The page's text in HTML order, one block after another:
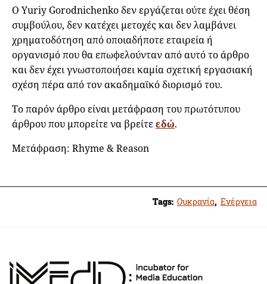
Ο Yuriy Gorodnichenko δεν εργάζεται ούτε έχει θέση
συμβούλου, δεν κατέχει μετοχές και δεν λαμβάνει
χρηματοδότηση από οποιαδήποτε εταιρεία ή
οργανισμό που θα επωφελούνταν από αυτό το άρθρο
και δεν έχει γνωστοποιήσει καμία σχετική εργασιακή
σχέση πέρα από τον ακαδημαϊκό διορισμό του.
Το παρόν άρθρο είναι μετάφραση του πρωτότυπου
άρθρου που μπορείτε να βρείτεεδώ.
Μετάφραση: Rhyme & Reason
Tags: Ουκρανία, Ενέργεια